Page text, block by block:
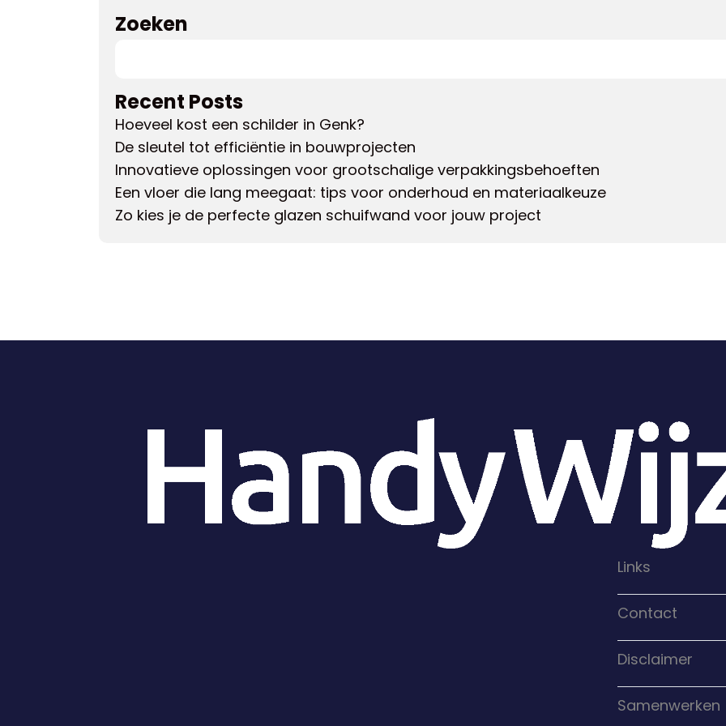
Zoeken
Recent Posts
Hoeveel kost een schilder in Genk?
De sleutel tot efficiëntie in bouwprojecten
Innovatieve oplossingen voor grootschalige verpakkingsbehoeften
Een vloer die lang meegaat: tips voor onderhoud en materiaalkeuze
Zo kies je de perfecte glazen schuifwand voor jouw project
Links
Contact
Disclaimer
Samenwerken